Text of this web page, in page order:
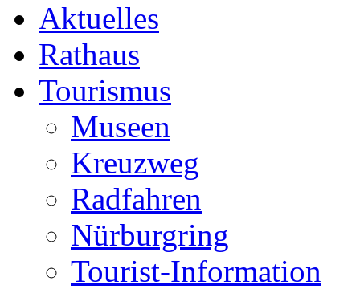
Aktuelles
Rathaus
Tourismus
Museen
Kreuzweg
Radfahren
Nürburgring
Tourist-Information